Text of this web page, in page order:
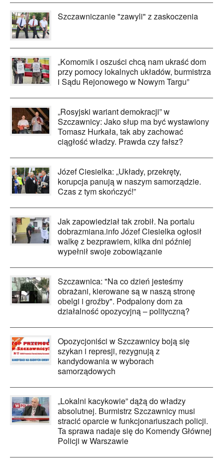
Szczawniczanie "zawyli" z zaskoczenia
„Komornik i oszuści chcą nam ukraść dom
przy pomocy lokalnych układów, burmistrza
i Sądu Rejonowego w Nowym Targu”
„Rosyjski wariant demokracji” w
Szczawnicy: Jako słup ma być wystawiony
Tomasz Hurkała, tak aby zachować
ciągłość władzy. Prawda czy fałsz?
Józef Ciesielka: „Układy, przekręty,
korupcja panują w naszym samorządzie.
Czas z tym skończyć!”
Jak zapowiedział tak zrobił. Na portalu
dobrazmiana.info Józef Ciesielka ogłosił
walkę z bezprawiem, kilka dni później
wypełnił swoje zobowiązanie
Szczawnica: "Na co dzień jesteśmy
obrażani, kierowane są w naszą stronę
obelgi i groźby". Podpalony dom za
działalność opozycyjną – polityczną?
Opozycjoniści w Szczawnicy boją się
szykan i represji, rezygnują z
kandydowania w wyborach
samorządowych
„Lokalni kacykowie” dążą do władzy
absolutnej. Burmistrz Szczawnicy musi
stracić oparcie w funkcjonariuszach policji.
Ta sprawa nadaje się do Komendy Głównej
Policji w Warszawie